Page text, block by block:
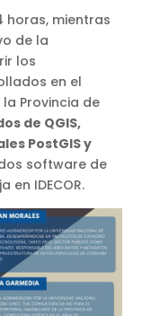
horas, mientras
de la
los
en el
Provincia de
de QGIS,
PostGIS y
software de
IDECOR.